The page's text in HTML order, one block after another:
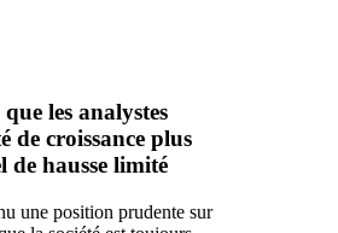
les analystes
de croissance plus
de hausse limité
une position prudente sur